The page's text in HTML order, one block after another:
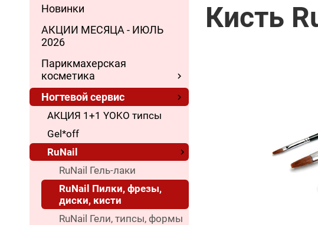
Новинки
АКЦИИ МЕСЯЦА - ИЮЛЬ
2026
Парикмахерская
косметика
Ногтевой сервис
АКЦИЯ 1+1 YOKO типсы
Gel*off
RuNail
RuNail Гель-лаки
RuNail Пилки, фрезы,
диски, кисти
RuNail Гели, типсы, формы
Кисть